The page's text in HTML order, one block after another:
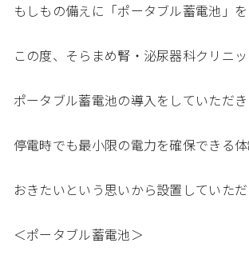
もしもの備えに「ポータブル蓄電池」
この度、そらまめ腎・泌尿器科クリニ
ポータブル蓄電池の導入をしていただ
停電時でも最小限の電力を確保できる
おきたいという思いから設置していた
＜ポータブル蓄電池＞